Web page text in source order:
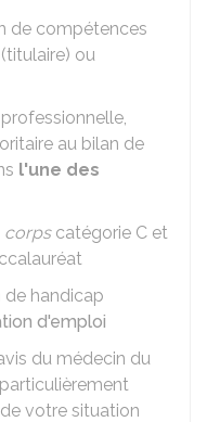
de compétences
ou
au bilan de
l'une des
corpscatégorie C et
de handicap
d'emploi
du médecin du
votre situation